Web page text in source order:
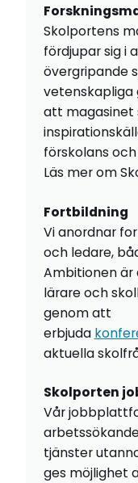
Skolportens
fördjupar sig i
övergripande
vetenskapliga
att magasinet
förskolans
Läs mer om
Fortbildning
Vi anordnar
och ledare,
Ambitionen
lärare och
genom att
erbjuda
aktuella
Skolporten
Vår
tjänster
ges möjlighet